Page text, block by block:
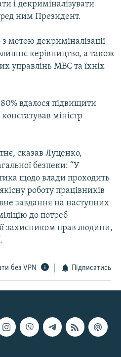
і декриміналізувати
ним Президент.
метою декриміналізації
керівництво, а також
управлінь МВС та їхніх
вдалося підвищити
міністр
сказав Луценко,
безпеки: “У
щодо влади проходить
роботу працівників
завдання на наступних
до потреб
захисником прав людини,
без VPN Підписатись